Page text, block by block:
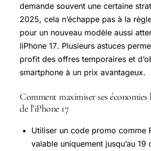
demande souvent une certaine
2025, cela n’échappe pas à la
pour un nouveau modèle aussi
liPhone 17. Plusieurs astuces
profit des offres temporaires et
smartphone à un prix avantageux.
Comment maximiser ses économies
de l’iPhone 17
Utiliser un code promo comme
valable uniquement jusqu’au